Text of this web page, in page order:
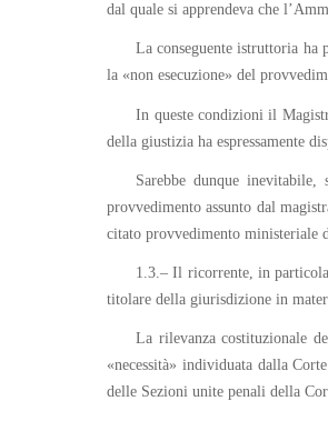
dal quale si apprendeva che
La conseguente istruttoria ha
la «non esecuzione» del
In queste condizioni il
della giustizia ha espressamente
Sarebbe dunque
provvedimento assunto dal
citato provvedimento ministeriale
1.3.– Il ricorrente, in
titolare della giurisdizione in
La rilevanza costituzionale
«necessità» individuata dalla
delle Sezioni unite penali della